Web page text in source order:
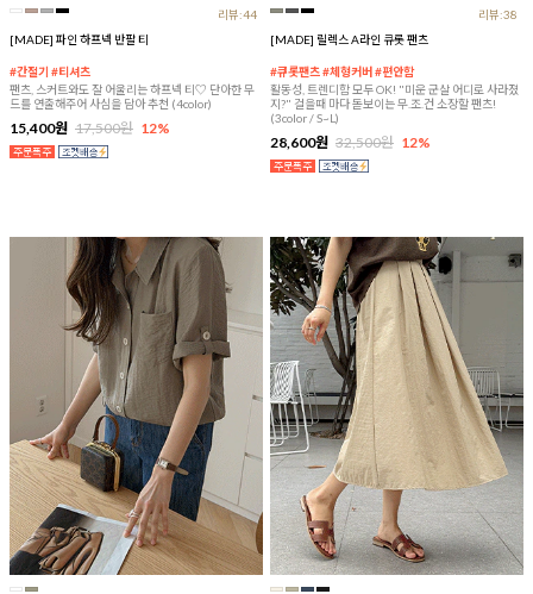
리뷰:44
[MADE] 파인 하프넥 반팔 티
#간절기 #티셔츠
팬츠, 스커트와도 잘 어울리는 하프넥 티♡ 단아한 무
드를 연출해주어 사심을 담아 추천 (4color)
15,400원 17,500원 12%
리뷰:38
[MADE] 릴렉스 A라인 큐롯 팬츠
#큐롯팬츠 #체형커버 #편안함
활동성, 트렌디함 모두 OK! "미운 군살 어디로 사라졌
지?" 걸을때 마다 돋보이는 무.조.건 소장할 팬츠!
(3color / S~L)
28,600원 32,500원 12%